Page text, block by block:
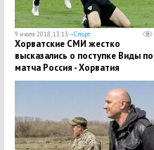
9 июля 2018, 13:13 —Спорт
Хорватские СМИ жестко
высказались о поступке Виды
матча Россия - Хорватия